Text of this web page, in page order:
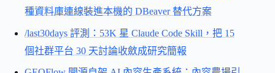
種資料庫連線裝進本機的 DBeaver 替代方案
/last30days 評測：53K 星 Claude Code Skill，把 15
個社群平台 30 天討論收斂成研究簡報